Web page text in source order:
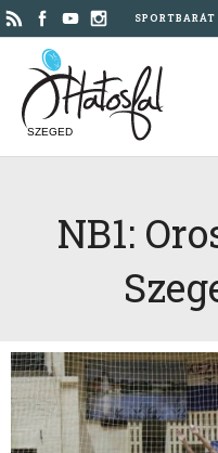
SZEGED
NB1: